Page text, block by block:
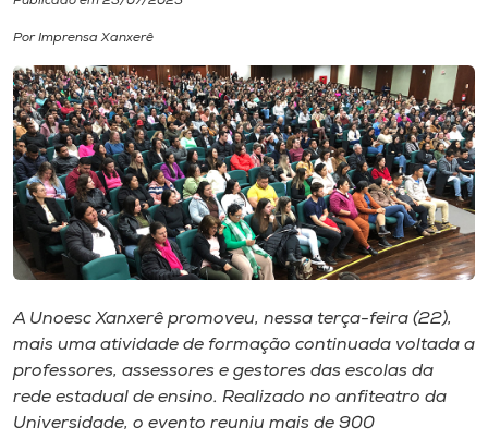
I.nova
Diplomados
Cultura
CPA
Editora
Rádio
Por Imprensa Xanxerê
A Unoesc Xanxerê promoveu, nessa terça-feira (22),
mais uma atividade de formação continuada voltada a
professores, assessores e gestores das escolas da
rede estadual de ensino. Realizado no anfiteatro da
Universidade, o evento reuniu mais de 900